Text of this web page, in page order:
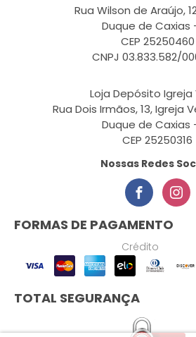
Rua Wilson de Araújo,
Duque de Caxias
CEP 25250460
CNPJ 03.833.582/
Loja Depósito Igreja
Rua Dois Irmãos, 13, Igreja
Duque de Caxias
CEP 25250316
Nossas Redes
FORMAS DE PAGAMENTO
Crédito
TOTAL SEGURANÇA